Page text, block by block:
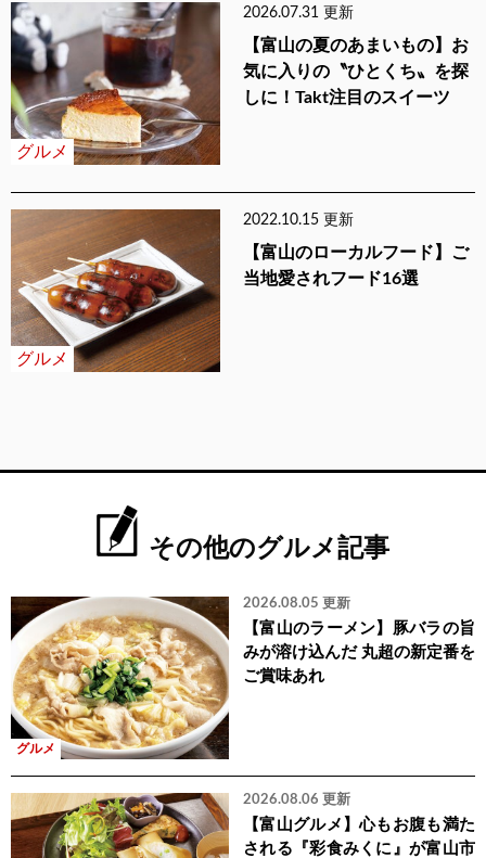
グルメ
2026.07.31 更新
【富山の夏のあまいもの】お
気に入りの〝ひとくち〟を探
しに！Takt注目のスイーツ
グルメ
2022.10.15 更新
【富山のローカルフード】ご
当地愛されフード16選
その他のグルメ記事
グルメ
2026.08.05 更新
【富山のラーメン】豚バラの旨
みが溶け込んだ 丸超の新定番を
ご賞味あれ
2026.08.06 更新
【富山グルメ】心もお腹も満た
される『彩食みくに』が富山市